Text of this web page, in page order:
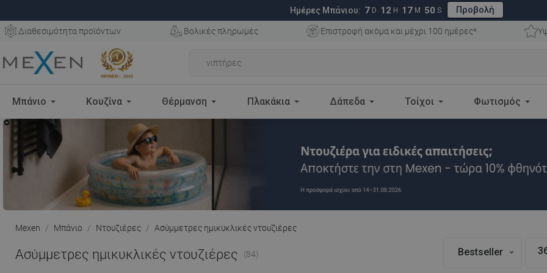
Ημέρες Μπάνιου: 7 D 12 H 17 M 49 S Προβολή
Διαθεσιμότητα προϊόντων Βολικές πληρωμές Επιστροφή ακόμα και μέχρι 100 ημέρες*
Μπάνιο Κουζίνα Θέρμανση Πλακάκια Δάπεδα Τοίχοι Φωτισμός
Mexen Μπάνιο Ντουζιέρες Ασύμμετρες ημικυκλικές ντουζιέρες
Ασύμμετρες ημικυκλικές ντουζιέρες (84) Bestseller